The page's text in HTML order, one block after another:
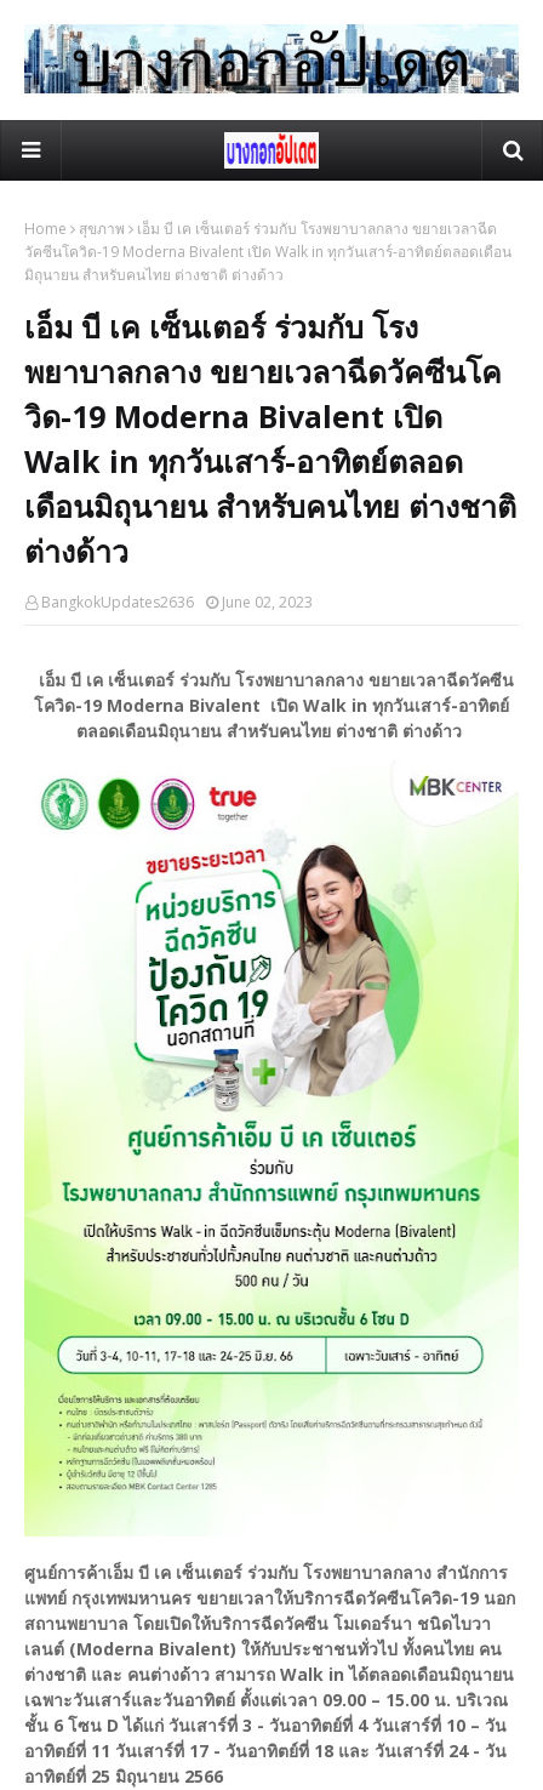
Home สุขภาพ
เอ็ม บี เค เซ็นเตอร์ ร่วมกับ โรงพยาบาลกลาง ขยายเวลาฉีด
วัคซีนโควิด-19 Moderna Bivalent เปิด Walk in ทุกวันเสาร์-อาทิตย์ตลอดเดือน
มิถุนายน สำหรับคนไทย ต่างชาติ ต่างด้าว
เอ็ม บี เค เซ็นเตอร์ ร่วมกับ โรง
พยาบาลกลาง ขยายเวลาฉีดวัคซีนโค
วิด-19 Moderna Bivalent เปิด
Walk in ทุกวันเสาร์-อาทิตย์ตลอด
เดือนมิถุนายน สำหรับคนไทย ต่างชาติ
ต่างด้าว
BangkokUpdates2636 June 02, 2023
เอ็ม บี เค เซ็นเตอร์ ร่วมกับ โรงพยาบาลกลาง ขยายเวลาฉีดวัคซีน
โควิด-19 Moderna Bivalent เปิด Walk in ทุกวันเสาร์-อาทิตย์
ตลอดเดือนมิถุนายน สำหรับคนไทย ต่างชาติ ต่างด้าว
ศูนย์การค้าเอ็ม บี เค เซ็นเตอร์ ร่วมกับ โรงพยาบาลกลาง สำนักการ
แพทย์ กรุงเทพมหานคร ขยายเวลาให้บริการฉีดวัคซีนโควิด-19 นอก
สถานพยาบาล โดยเปิดให้บริการฉีดวัคซีน โมเดอร์นา ชนิดไบวา
เลนต์ (Moderna Bivalent) ให้กับประชาชนทั่วไป ทั้งคนไทย คน
ต่างชาติ และ คนต่างด้าว สามารถ Walk in ได้ตลอดเดือนมิถุนายน
เฉพาะวันเสาร์และวันอาทิตย์ ตั้งแต่เวลา 09.00 – 15.00 น. บริเวณ
ชั้น 6 โซน D ได้แก่ วันเสาร์ที่ 3 - วันอาทิตย์ที่ 4 วันเสาร์ที่ 10 – วัน
อาทิตย์ที่ 11 วันเสาร์ที่ 17 - วันอาทิตย์ที่ 18 และ วันเสาร์ที่ 24 - วัน
อาทิตย์ที่ 25 มิถุนายน 2566